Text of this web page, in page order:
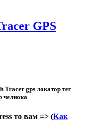
GPS
gps локатор тег
челнока
то вам => (Как